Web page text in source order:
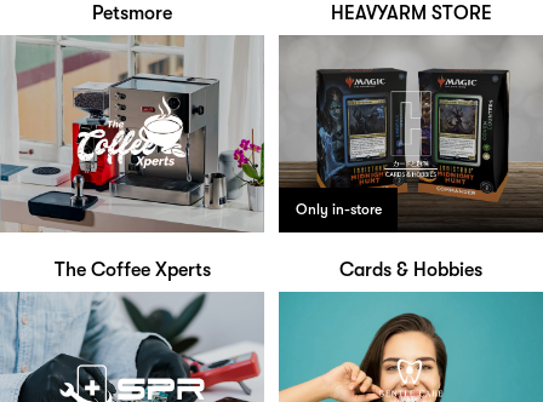
Petsmore HEAVYARM STORE
The Coffee Xperts
Only in-store
Cards & Hobbies